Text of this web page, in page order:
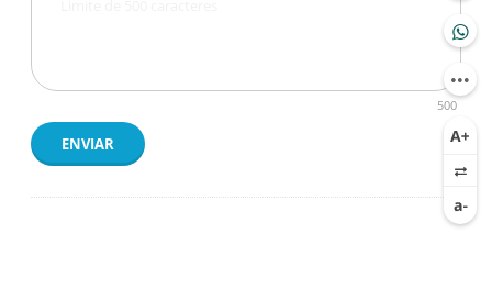
500
ENVIAR